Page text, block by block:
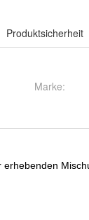
Produktsicherheit
Marke: